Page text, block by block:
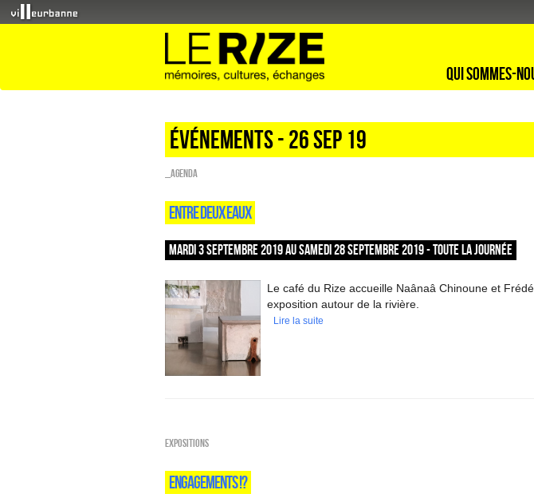
Qui sommes-
Événements - 26 Sep 19
_Agenda
ENTRE DEUX EAUX
MARDI 3 SEPTEMBRE 2019 AU SAMEDI 28 SEPTEMBRE 2019 - TOUTE LA JOURNÉE
Le café du Rize accueille Naânaâ Chinoune et
exposition autour de la rivière.
Lire la suite
EXPOSITIONS
ENGAGEMENTS !?